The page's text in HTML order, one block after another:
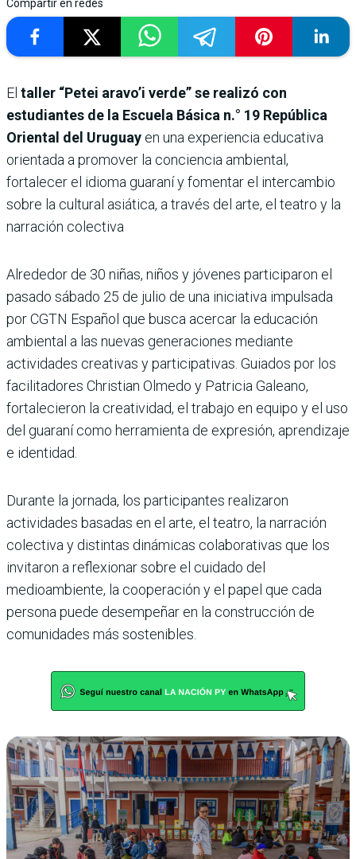
Compartir en redes
El taller “Petei aravo’i verde” se realizó con
estudiantes de la Escuela Básica n.° 19 República
Oriental del Uruguay en una experiencia educativa
orientada a promover la conciencia ambiental,
fortalecer el idioma guaraní y fomentar el intercambio
sobre la cultural asiática, a través del arte, el teatro y la
narración colectiva
Alrededor de 30 niñas, niños y jóvenes participaron el
pasado sábado 25 de julio de una iniciativa impulsada
por CGTN Español que busca acercar la educación
ambiental a las nuevas generaciones mediante
actividades creativas y participativas. Guiados por los
facilitadores Christian Olmedo y Patricia Galeano,
fortalecieron la creatividad, el trabajo en equipo y el uso
del guaraní como herramienta de expresión, aprendizaje
e identidad.
Durante la jornada, los participantes realizaron
actividades basadas en el arte, el teatro, la narración
colectiva y distintas dinámicas colaborativas que los
invitaron a reflexionar sobre el cuidado del
medioambiente, la cooperación y el papel que cada
persona puede desempeñar en la construcción de
comunidades más sostenibles.